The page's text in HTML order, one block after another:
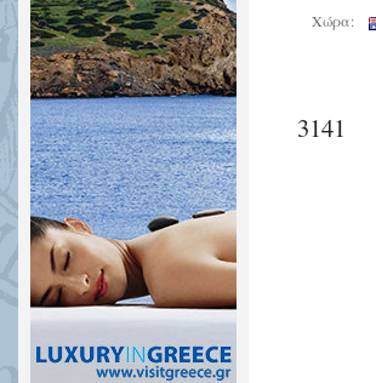
Χώρα:
3141